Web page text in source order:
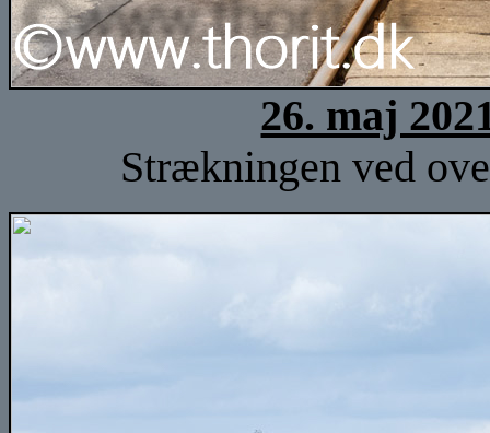
26. maj
Strækningen ved